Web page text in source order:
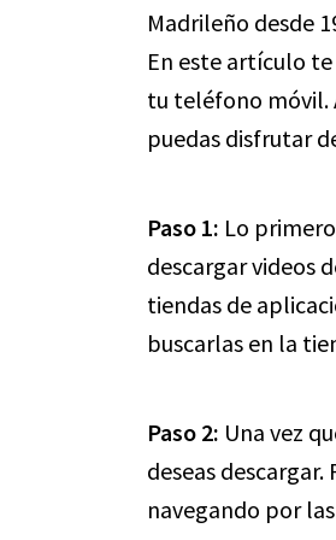
Madrileño desde
En este artículo
tu teléfono móvil.
puedas disfrutar
Paso 1: Lo
descargar videos
tiendas de
buscarlas en la
Paso 2: Una vez
deseas
navegando por